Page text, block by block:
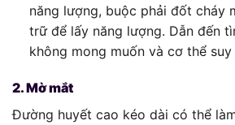
năng lượng, buộc phải đốt cháy
trữ để lấy năng lượng. Dẫn đến
không mong muốn và cơ thể suy
2. Mờ mắt
Đường huyết cao kéo dài có thể